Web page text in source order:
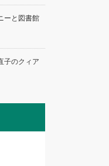
ーと図書館
子のクィア